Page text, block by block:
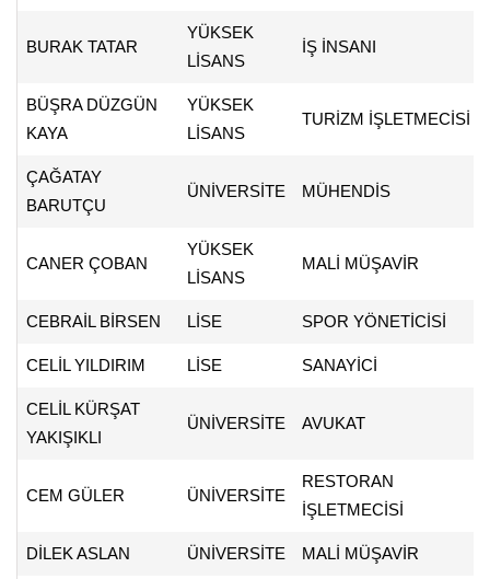
BURAK TATAR
YÜKSEK
LİSANS
İŞ İNSANI
BÜŞRA DÜZGÜN
KAYA
YÜKSEK
LİSANS
TURİZM İŞLETMECİSİ
ÇAĞATAY
BARUTÇU
ÜNİVERSİTE MÜHENDİS
CANER ÇOBAN
YÜKSEK
LİSANS
MALİ MÜŞAVİR
CEBRAİL BİRSEN LİSE SPOR YÖNETİCİSİ
CELİL YILDIRIM LİSE SANAYİCİ
CELİL KÜRŞAT
YAKIŞIKLI
ÜNİVERSİTE AVUKAT
CEM GÜLER ÜNİVERSİTE
RESTORAN
İŞLETMECİSİ
DİLEK ASLAN ÜNİVERSİTE MALİ MÜŞAVİR